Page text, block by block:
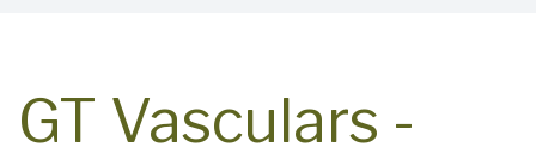
GT Vasculars -